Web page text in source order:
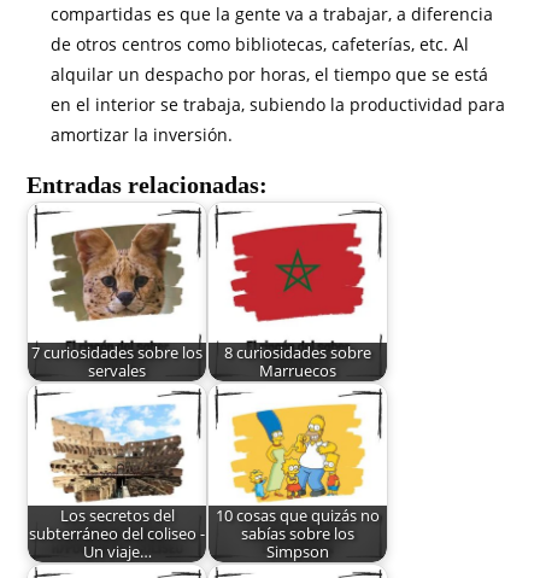
compartidas es que la gente va a trabajar, a diferencia
de otros centros como bibliotecas, cafeterías, etc. Al
alquilar un despacho por horas, el tiempo que se está
en el interior se trabaja, subiendo la productividad para
amortizar la inversión.
Entradas relacionadas:
7 curiosidades sobre los
servales
8 curiosidades sobre
Marruecos
Los secretos del
subterráneo del coliseo -
Un viaje…
10 cosas que quizás no
sabías sobre los
Simpson